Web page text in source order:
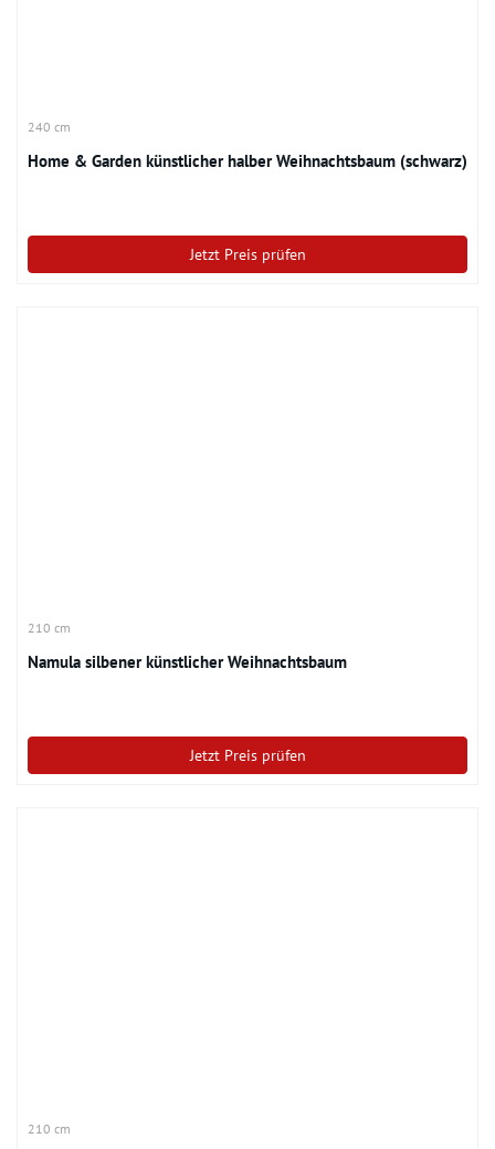
240 cm
Home & Garden künstlicher halber Weihnachtsbaum (schwarz)
Jetzt Preis prüfen
210 cm
Namula silbener künstlicher Weihnachtsbaum
Jetzt Preis prüfen
210 cm